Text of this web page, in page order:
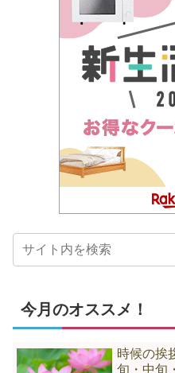
今月のオススメ！
時候の挨
旬・中旬